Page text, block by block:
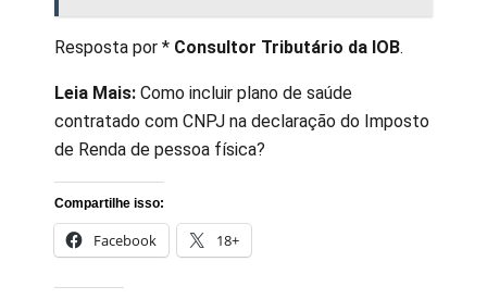
Resposta por * Consultor Tributário da IOB.
Leia Mais: Como incluir plano de saúde
contratado com CNPJ na declaração do Imposto
de Renda de pessoa física?
Compartilhe isso:
Facebook 18+